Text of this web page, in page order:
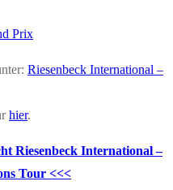
Prix
Riesenbeck International –
hier.
Riesenbeck International –
Tour <<<